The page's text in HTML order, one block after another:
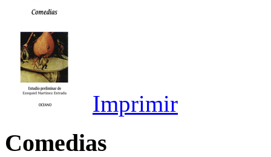
Imprimir
Comedias